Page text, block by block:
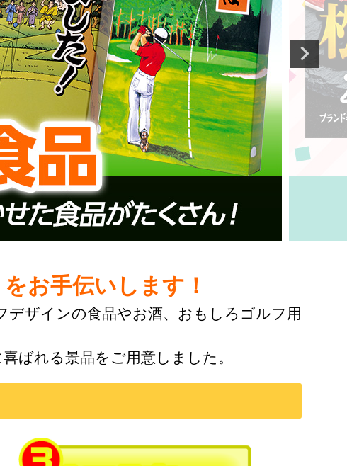
お手伝いします！
ザインの食品やお酒、おもしろゴルフ用
ばれる景品をご用意しました。